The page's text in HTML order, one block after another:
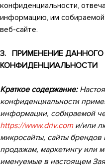
конфиденциальности,
информацию, им
веб-сайте.
3. ПРИМЕНЕНИЕ ДАННОГО
КОНФИДЕНЦИАЛЬНОСТИ
Краткое содержание:
конфиденциальности
информации, собираемой
https://www.driv.comи/или
микросайты, сайты
продажам, маркетингу или
именуемые в настоящем